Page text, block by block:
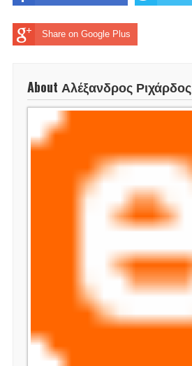
Share on Google Plus
About Αλέξανδρος Ριχάρδος